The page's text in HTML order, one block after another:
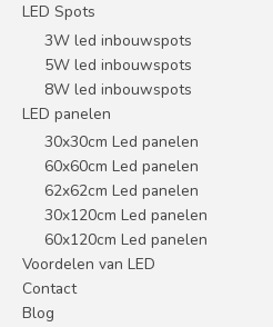
LED Spots
3W led inbouwspots
5W led inbouwspots
8W led inbouwspots
LED panelen
30x30cm Led panelen
60x60cm Led panelen
62x62cm Led panelen
30x120cm Led panelen
60x120cm Led panelen
Voordelen van LED
Contact
Blog